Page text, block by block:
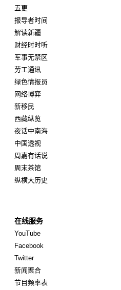
五更
报导者时间
解读新疆
财经时时听
军事无禁区
劳工通讯
绿色情报员
网络博弈
新移民
西藏纵览
夜话中南海
中国透视
周嘉有话说
周末茶馆
纵横大历史
在线服务
YouTube
Facebook
TwitterOpens in new window
新闻聚合
节目频率表